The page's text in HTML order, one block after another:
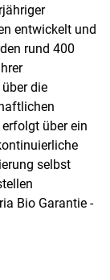
entwickelt und
rund 400
die
über ein
selbst
Bio Garantie -